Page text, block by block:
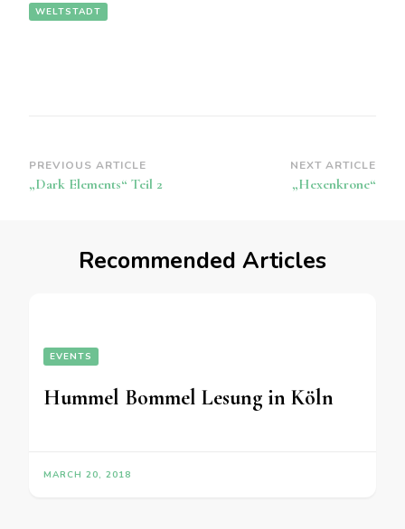
WELTSTADT
Post
Navigation
PREVIOUS ARTICLE
„Dark Elements“ Teil 2
NEXT ARTICLE
„Hexenkrone“
Recommended Articles
EVENTS
Hummel Bommel Lesung in Köln
MARCH 20, 2018